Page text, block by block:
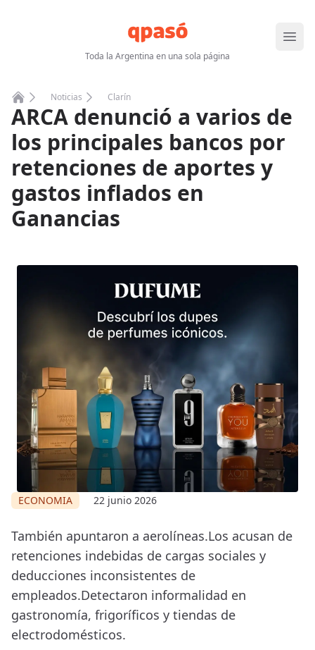
Toda la Argentina en una sola página
Abrir
Home
Noticias Clarín
ARCA denunció a varios de
los principales bancos por
retenciones de aportes y
gastos inflados en
Ganancias
ECONOMIA 22 junio 2026
También apuntaron a aerolíneas.Los acusan de
retenciones indebidas de cargas sociales y
deducciones inconsistentes de
empleados.Detectaron informalidad en
gastronomía, frigoríficos y tiendas de
electrodomésticos.